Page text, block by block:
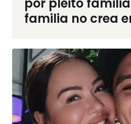
familia no crea